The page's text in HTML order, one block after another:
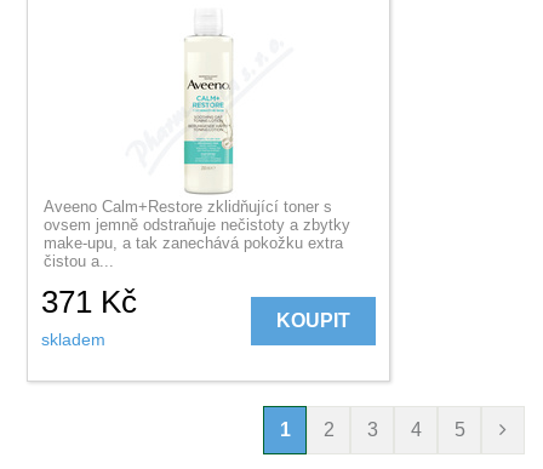
Aveeno Calm+Restore zklidňující toner s
ovsem jemně odstraňuje nečistoty a zbytky
make-upu, a tak zanechává pokožku extra
čistou a...
371 Kč
skladem
KOUPIT
1 2 3 4 5